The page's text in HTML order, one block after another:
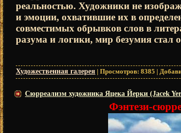
реальностью. Художники не
и эмоции, охватившие их в
совместимых обрывков слов в
разума и логики, мир безумия стал
Художественная галерея | Просмотров: 8385 |
Сюрреализм художника Яцека Йерки (Jacek
Фэнтези-